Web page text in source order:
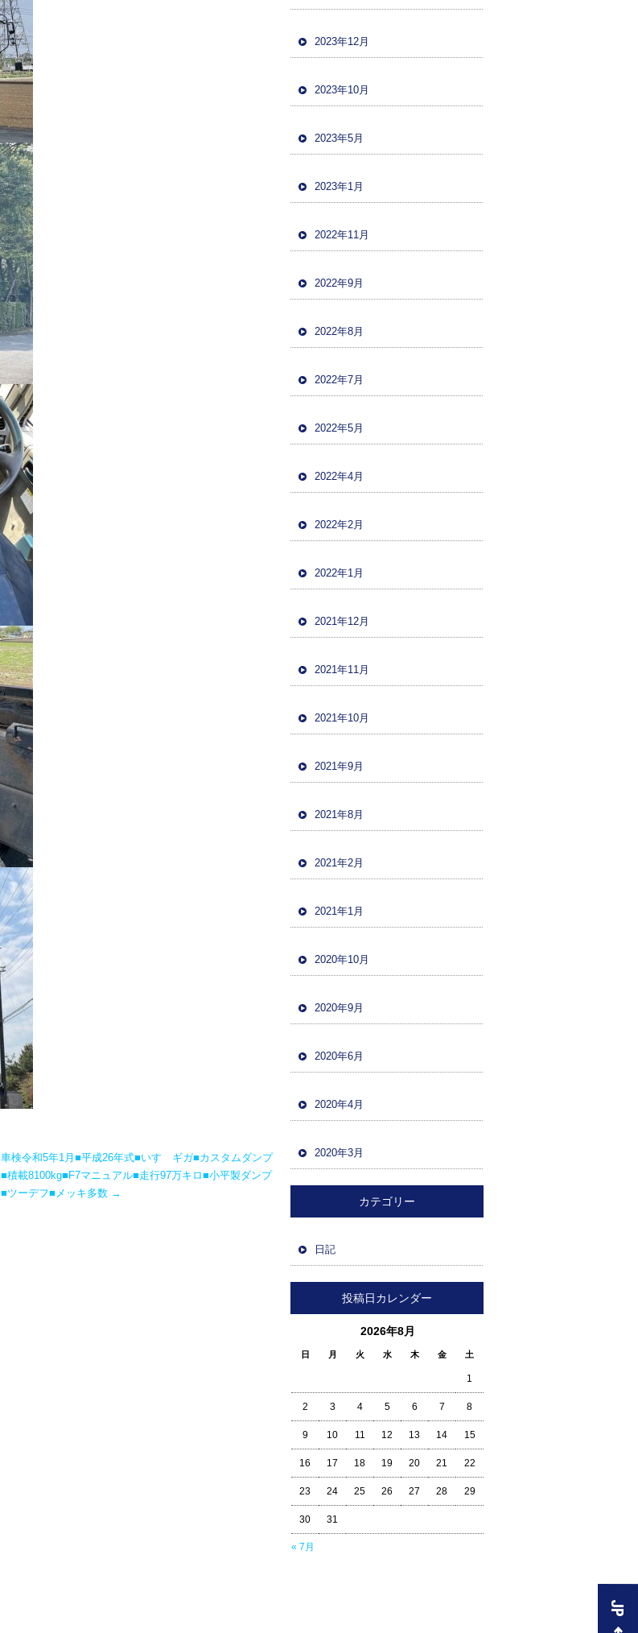
車検令和5年1月■平成26年式■いすゞギガ■カスタムダンプ
■積載8100kg■F7マニュアル■走行97万キロ■小平製ダンプ
■ツーデフ■メッキ多数 →
2023年12月
2023年10月
2023年5月
2023年1月
2022年11月
2022年9月
2022年8月
2022年7月
2022年5月
2022年4月
2022年2月
2022年1月
2021年12月
2021年11月
2021年10月
2021年9月
2021年8月
2021年2月
2021年1月
2020年10月
2020年9月
2020年6月
2020年4月
2020年3月
カテゴリー
日記
投稿日カレンダー
2026年8月
日 月 火 水 木 金 土
« 7月
1
2 3 4 5 6 7 8
9 10 11 12 13 14 15
16 17 18 19 20 21 22
23 24 25 26 27 28 29
30 31